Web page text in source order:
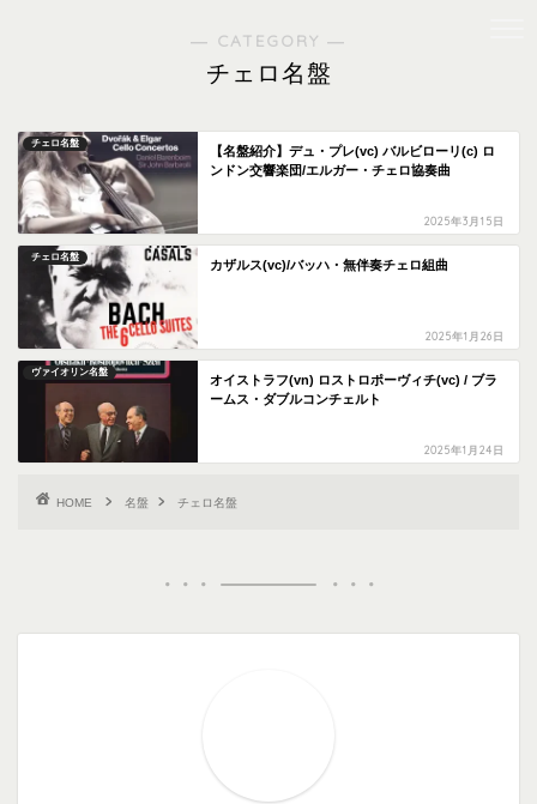
― CATEGORY ―
チェロ名盤
チェロ名盤
【名盤紹介】デュ・プレ(vc) バルビローリ(c) ロ
ンドン交響楽団/エルガー・チェロ協奏曲
2025年3月15日
チェロ名盤
カザルス(vc)/バッハ・無伴奏チェロ組曲
2025年1月26日
ヴァイオリン名盤
オイストラフ(vn) ロストロポーヴィチ(vc) / ブラ
ームス・ダブルコンチェルト
2025年1月24日
HOME 名盤 チェロ名盤